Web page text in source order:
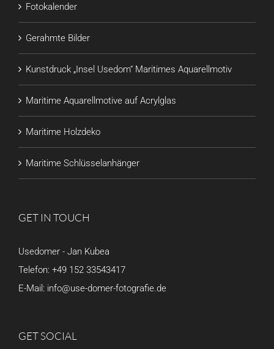
Fotokalender
Gerahmte Bilder
Kunstdruck „Insel Usedom“ Maritimes Aquarellmotiv
Maritime Aquarellmotive auf Acrylglas
Maritime Holzdeko
Maritime Schlüsselanhänger
GET IN TOUCH
Usedomer - Jan Kubea
Telefon: +49 152 33543417
E-Mail: info@use-domer-fotografie.de
GET SOCIAL